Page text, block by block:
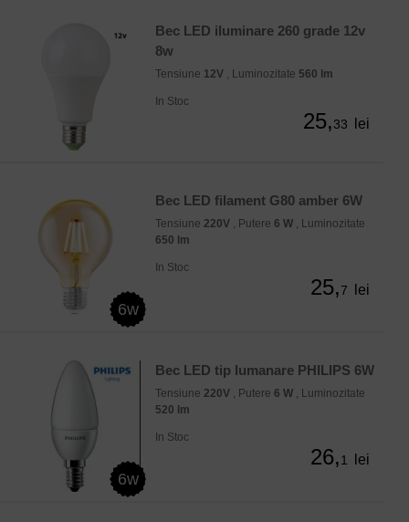
Bec LED iluminare 260 grade 12v
8w
Tensiune 12V , Luminozitate 560 lm
In Stoc
25,33 lei
6w
Bec LED filament G80 amber 6W
Tensiune 220V , Putere 6 W , Luminozitate
650 lm
In Stoc
25,7 lei
6w
Bec LED tip lumanare PHILIPS 6W
Tensiune 220V , Putere 6 W , Luminozitate
520 lm
In Stoc
26,1 lei